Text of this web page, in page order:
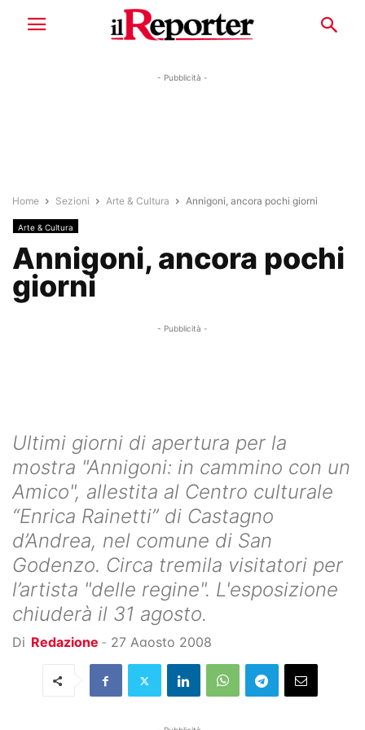
- Pubblicità -
Home Sezioni Arte & Cultura Annigoni, ancora pochi giorni
Arte & Cultura
Annigoni, ancora pochi
giorni
- Pubblicità -
Ultimi giorni di apertura per la
mostra "Annigoni: in cammino con un
Amico", allestita al Centro culturale
“Enrica Rainetti” di Castagno
d’Andrea, nel comune di San
Godenzo. Circa tremila visitatori per
l’artista "delle regine". L'esposizione
chiuderà il 31 agosto.
Di Redazione - 27 Agosto 2008